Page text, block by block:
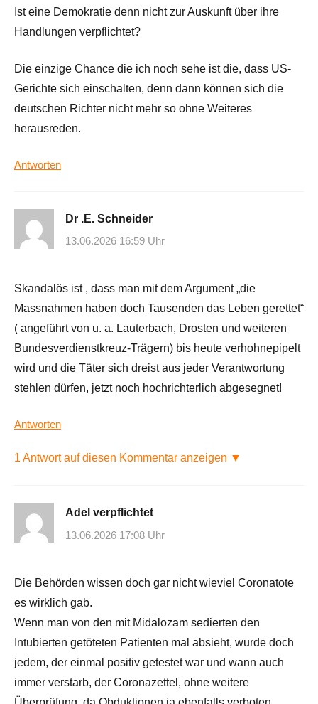
Ist eine Demokratie denn nicht zur Auskunft über ihre
Handlungen verpflichtet?
Die einzige Chance die ich noch sehe ist die, dass US-
Gerichte sich einschalten, denn dann können sich die
deutschen Richter nicht mehr so ohne Weiteres
herausreden.
Antworten
Dr .E. Schneider
13.06.2026 16:59 Uhr
Skandalös ist , dass man mit dem Argument „die
Massnahmen haben doch Tausenden das Leben gerettet“
( angeführt von u. a. Lauterbach, Drosten und weiteren
Bundesverdienstkreuz-Trägern) bis heute verhohnepipelt
wird und die Täter sich dreist aus jeder Verantwortung
stehlen dürfen, jetzt noch hochrichterlich abgesegnet!
Antworten
1 Antwort auf diesen Kommentar anzeigen ▼
Adel verpflichtet
13.06.2026 17:08 Uhr
Die Behörden wissen doch gar nicht wieviel Coronatote
es wirklich gab.
Wenn man von den mit Midalozam sedierten den
Intubierten getöteten Patienten mal absieht, wurde doch
jedem, der einmal positiv getestet war und wann auch
immer verstarb, der Coronazettel, ohne weitere